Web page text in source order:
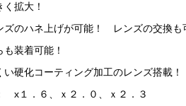
拡大！
ズのハネ上げが可能！ レンズの交換も
も装着可能！
い硬化コーティング加工のレンズ搭載！
x１．６、ｘ２．０、ｘ２．３